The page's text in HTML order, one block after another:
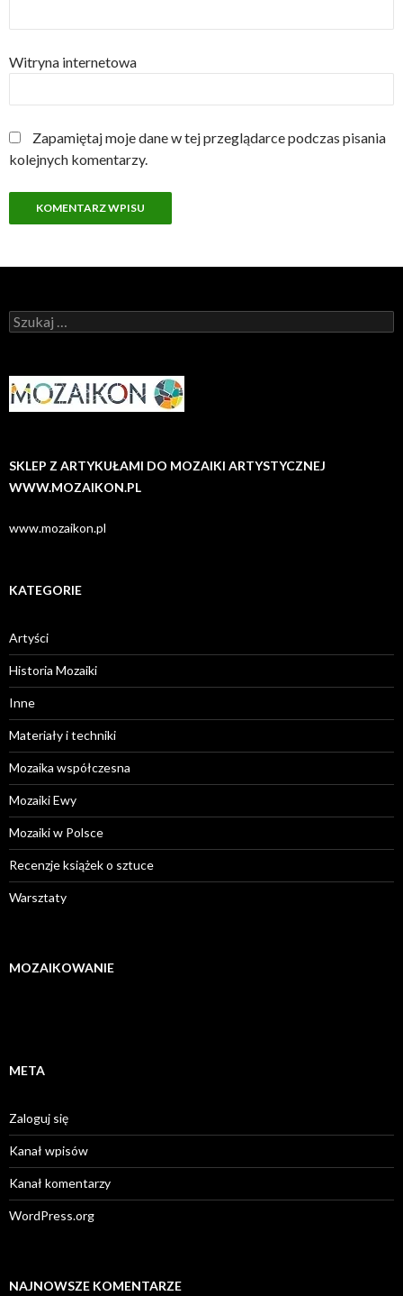
Witryna internetowa
Zapamiętaj moje dane w tej przeglądarce podczas pisania
kolejnych komentarzy.
Szukaj:
SKLEP Z ARTYKUŁAMI DO MOZAIKI ARTYSTYCZNEJ
WWW.MOZAIKON.PL
www.mozaikon.pl
KATEGORIE
Artyści
Historia Mozaiki
Inne
Materiały i techniki
Mozaika współczesna
Mozaiki Ewy
Mozaiki w Polsce
Recenzje książek o sztuce
Warsztaty
MOZAIKOWANIE
META
Zaloguj się
Kanał wpisów
Kanał komentarzy
WordPress.org
NAJNOWSZE KOMENTARZE